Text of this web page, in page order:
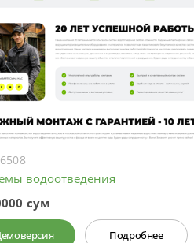
водоотведения
сум
Подробнее